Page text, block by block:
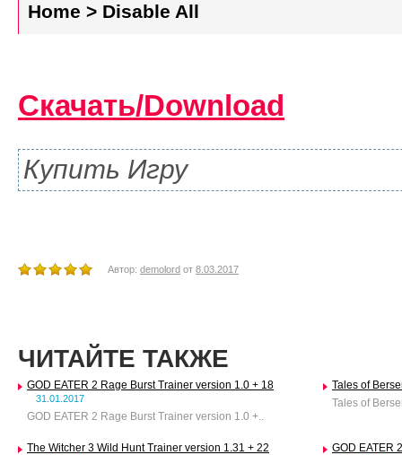
Home > Disable All
Скачать/Download
Купить Игру
Автор: demolord от 8.03.2017
ЧИТАЙТЕ ТАКЖЕ
GOD EATER 2 Rage Burst Trainer version 1.0 + 18
31.01.2017
GOD EATER 2 Rage Burst Trainer version 1.0 +..
Tales of
Tales of
The Witcher 3 Wild Hunt Trainer version 1.31 + 22 GOD EATER